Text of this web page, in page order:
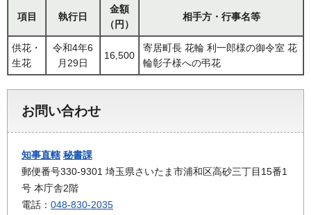
項目 執行日
金額
（円）
相手方・行事名等
供花・
生花
令和4年6
月29日
16,500
寄居町長 花輪 利一郎様の御令室 花
輪彰子様への弔花
お問い合わせ
知事直轄 秘書課
郵便番号330-9301 埼玉県さいたま市浦和区高砂三丁目15番1
号 本庁舎2階
電話： 048-830-2035